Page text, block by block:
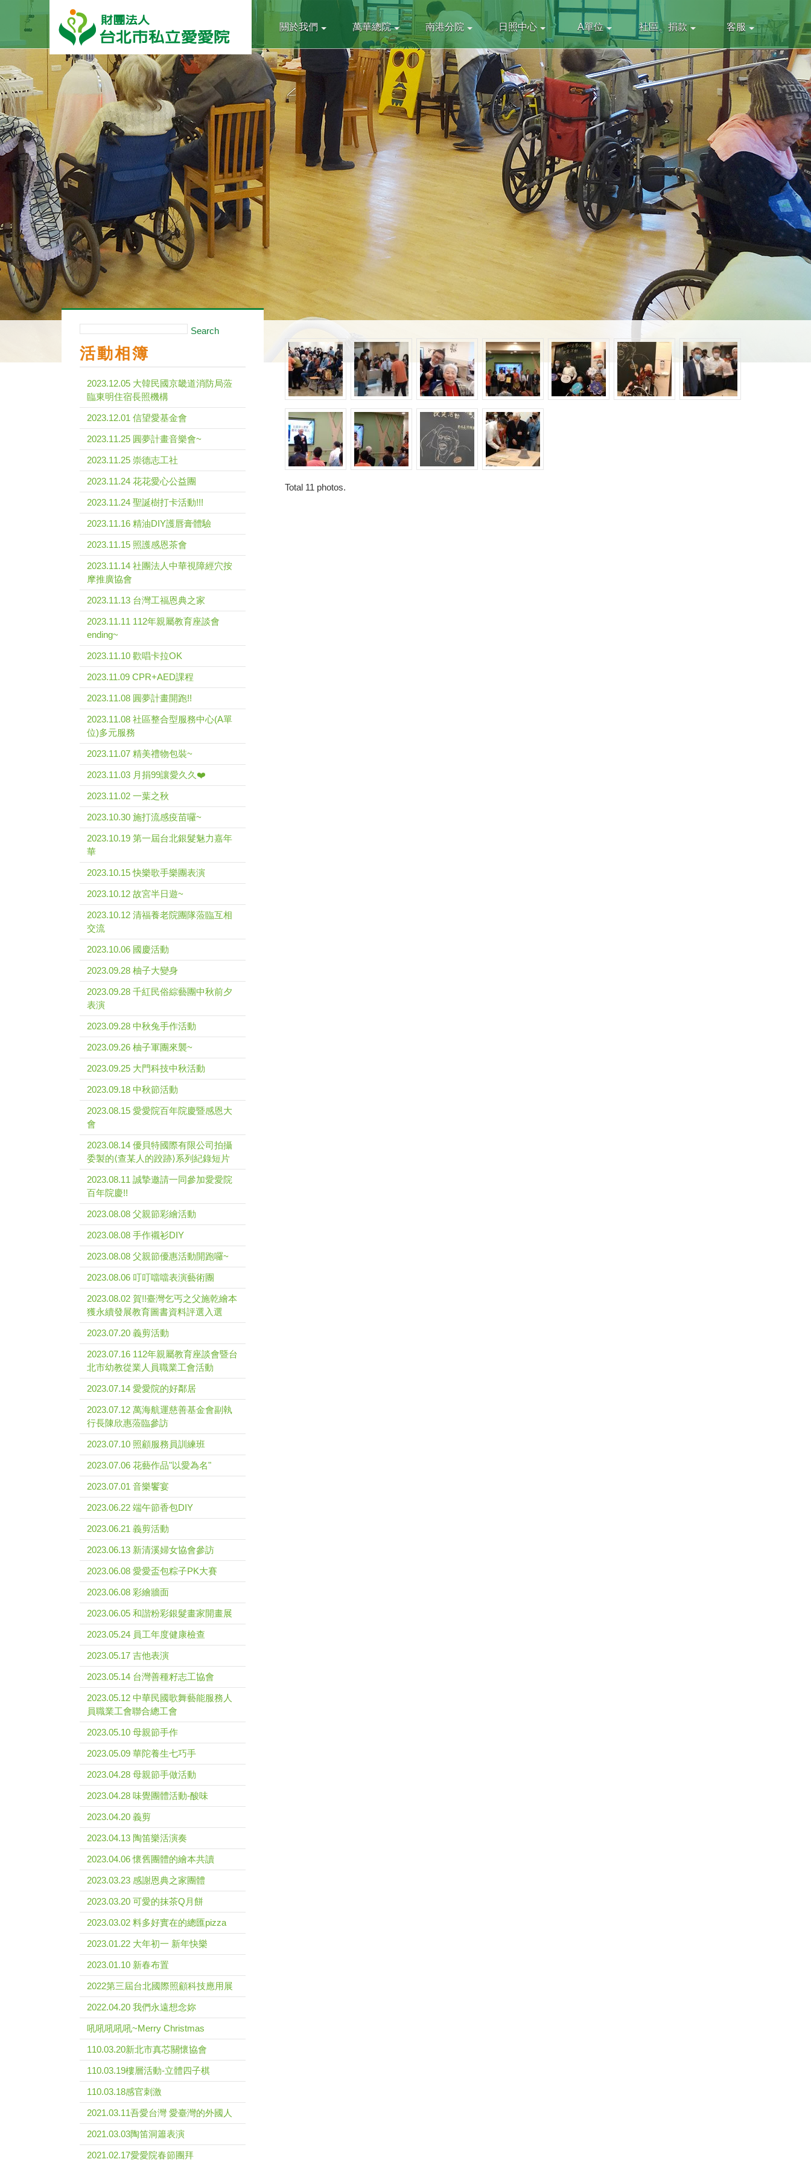
關於我們 萬華總院 南港分院 日照中心 A單位 社區。捐款 客服
Total 11 photos.
Search
活動相簿
2023.12.05 大韓民國京畿道消防局蒞
臨東明住宿長照機構
2023.12.01 信望愛基金會
2023.11.25 圓夢計畫音樂會~
2023.11.25 崇德志工社
2023.11.24 花花愛心公益團
2023.11.24 聖誕樹打卡活動!!!
2023.11.16 精油DIY護唇膏體驗
2023.11.15 照護感恩茶會
2023.11.14 社團法人中華視障經穴按
摩推廣協會
2023.11.13 台灣工福恩典之家
2023.11.11 112年親屬教育座談會
ending~
2023.11.10 歡唱卡拉OK
2023.11.09 CPR+AED課程
2023.11.08 圓夢計畫開跑!!
2023.11.08 社區整合型服務中心(A單
位)多元服務
2023.11.07 精美禮物包裝~
2023.11.03 月捐99讓愛久久❤️
2023.11.02 一葉之秋
2023.10.30 施打流感疫苗囉~
2023.10.19 第一屆台北銀髮魅力嘉年
華
2023.10.15 快樂歌手樂團表演
2023.10.12 故宮半日遊~
2023.10.12 清福養老院團隊蒞臨互相
交流
2023.10.06 國慶活動
2023.09.28 柚子大變身
2023.09.28 千紅民俗綜藝團中秋前夕
表演
2023.09.28 中秋兔手作活動
2023.09.26 柚子軍團來襲~
2023.09.25 大門科技中秋活動
2023.09.18 中秋節活動
2023.08.15 愛愛院百年院慶暨感恩大
會
2023.08.14 優貝特國際有限公司拍攝
委製的⟨查某人的跤跡⟩系列紀錄短片
2023.08.11 誠摯邀請一同參加愛愛院
百年院慶!!
2023.08.08 父親節彩繪活動
2023.08.08 手作襯衫DIY
2023.08.08 父親節優惠活動開跑囉~
2023.08.06 叮叮噹噹表演藝術團
2023.08.02 賀!!臺灣乞丐之父施乾繪本
獲永續發展教育圖書資料評選入選
2023.07.20 義剪活動
2023.07.16 112年親屬教育座談會暨台
北市幼教從業人員職業工會活動
2023.07.14 愛愛院的好鄰居
2023.07.12 萬海航運慈善基金會副執
行長陳欣惠蒞臨參訪
2023.07.10 照顧服務員訓練班
2023.07.06 花藝作品"以愛為名"
2023.07.01 音樂饗宴
2023.06.22 端午節香包DIY
2023.06.21 義剪活動
2023.06.13 新清溪婦女協會參訪
2023.06.08 愛愛盃包粽子PK大賽
2023.06.08 彩繪牆面
2023.06.05 和諧粉彩銀髮畫家開畫展
2023.05.24 員工年度健康檢查
2023.05.17 吉他表演
2023.05.14 台灣善種籽志工協會
2023.05.12 中華民國歌舞藝能服務人
員職業工會聯合總工會
2023.05.10 母親節手作
2023.05.09 華陀養生七巧手
2023.04.28 母親節手做活動
2023.04.28 味覺團體活動-酸味
2023.04.20 義剪
2023.04.13 陶笛樂活演奏
2023.04.06 懷舊團體的繪本共讀
2023.03.23 感謝恩典之家團體
2023.03.20 可愛的抹茶Q月餅
2023.03.02 料多好實在的總匯pizza
2023.01.22 大年初一 新年快樂
2023.01.10 新春布置
2022第三屆台北國際照顧科技應用展
2022.04.20 我們永遠想念妳
吼吼吼吼吼~Merry Christmas
110.03.20新北市真芯關懷協會
110.03.19樓層活動-立體四子棋
110.03.18感官刺激
2021.03.11吾愛台灣 愛臺灣的外國人
2021.03.03陶笛洞簫表演
2021.02.17愛愛院春節團拜